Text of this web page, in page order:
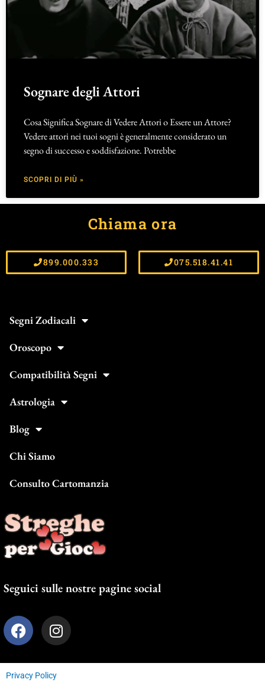
Sognare degli Attori
Cosa Significa Sognare di Vedere Attori o Essere un Attore?
Vedere attori nei tuoi sogni è generalmente considerato un
segno di successo e soddisfazione. Potrebbe
SCOPRI DI PIÙ »
Chiama ora
899.000.333 075.518.41.41
Segni Zodiacali
Oroscopo
Compatibilità Segni
Astrologia
Blog
Chi Siamo
Consulto Cartomanzia
Seguici sulle nostre pagine social
F
a
e
b
I
n
t
a
Privacy Policy